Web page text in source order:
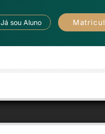
Já sou Aluno